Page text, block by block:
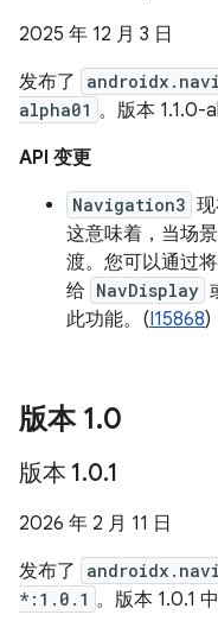
2025 年 12 月 3 日
发布了
alpha01 。版本 1.1.0-
API 变更
Navigation3
这意味着，当场
渡。您可以通过将
给 NavDisplay
此功能。(I15868)
版本 1.0
版本 1.0.1
2026 年 2 月 11 日
发布了
*:1.0.1 。版本 1.0.1